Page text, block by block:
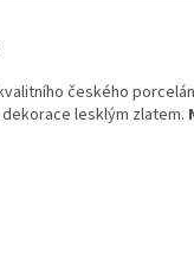
českého
lesklým zlatem.